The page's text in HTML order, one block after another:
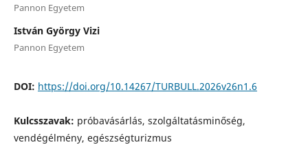
Pannon Egyetem
István György Vizi
Pannon Egyetem
DOI: https://doi.org/10.14267/TURBULL.2026v26n1.6
Kulcsszavak: próbavásárlás, szolgáltatásminőség,
vendégélmény, egészségturizmus